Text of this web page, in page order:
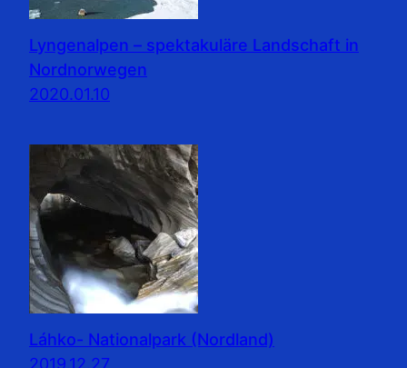
Lyngenalpen – spektakuläre Landschaft in
Nordnorwegen
2020.01.10
Láhko- Nationalpark (Nordland)